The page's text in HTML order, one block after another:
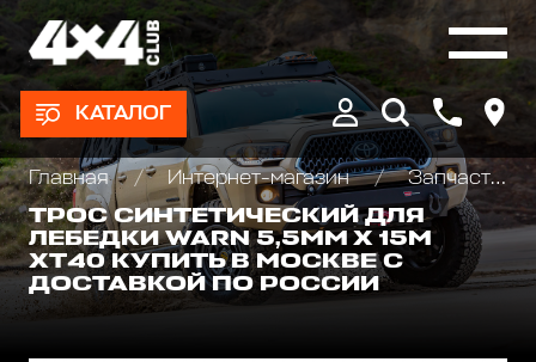
КАТАЛОГ
Главная Интернет-магазин
Запчасти и Аксессуары для лебедок
TРОС СИНТЕТИЧЕСКИЙ ДЛЯ
ЛЕБЕДКИ WARN 5,5ММ Х 15М
XT40 КУПИТЬ В МОСКВЕ С
ДОСТАВКОЙ ПО РОССИИ